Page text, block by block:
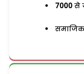
7000 से